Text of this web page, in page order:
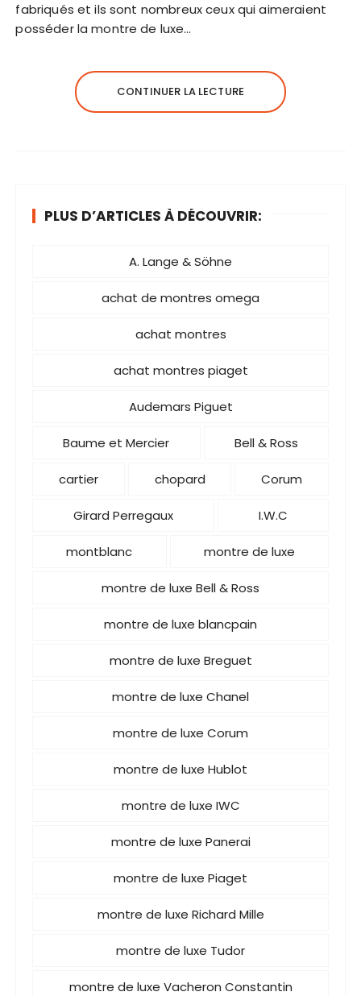
fabriqués et ils sont nombreux ceux qui aimeraient
posséder la montre de luxe…
CONTINUER LA LECTURE
PLUS D’ARTICLES À DÉCOUVRIR:
A. Lange & Söhne
achat de montres omega
achat montres
achat montres piaget
Audemars Piguet
Baume et Mercier Bell & Ross
cartier chopard Corum
Girard Perregaux I.W.C
montblanc montre de luxe
montre de luxe Bell & Ross
montre de luxe blancpain
montre de luxe Breguet
montre de luxe Chanel
montre de luxe Corum
montre de luxe Hublot
montre de luxe IWC
montre de luxe Panerai
montre de luxe Piaget
montre de luxe Richard Mille
montre de luxe Tudor
montre de luxe Vacheron Constantin